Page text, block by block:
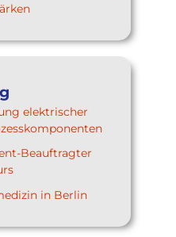
elektrischer
Beauftragter
in Berlin